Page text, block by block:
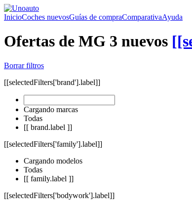
InicioCoches nuevosGuías de compraComparativaAyuda
Ofertas de MG 3 nuevos
Borrar filtros
[[selectedFilters['brand'].label]]
Cargando marcas
Todas
[[ brand.label ]]
[[selectedFilters['family'].label]]
Cargando modelos
Todas
[[ family.label ]]
[[selectedFilters['bodywork'].label]]